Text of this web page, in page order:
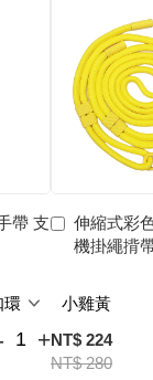
帶 支
+
伸縮式彩
機掛繩揹
NT$ 224
NT$ 280